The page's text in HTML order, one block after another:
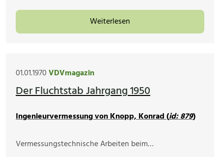
Weiterlesen
01.01.1970VDVmagazin
Der Fluchtstab Jahrgang 1950
Ingenieurvermessung von Knopp, Konrad (id: 879)
Vermessungstechnische Arbeiten beim…